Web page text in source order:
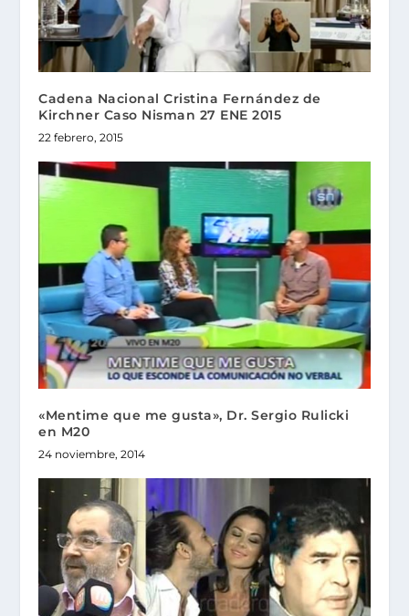
Cadena Nacional Cristina Fernández de
Kirchner Caso Nisman 27 ENE 2015
22 febrero, 2015
«Mentime que me gusta», Dr. Sergio Rulicki
en M20
24 noviembre, 2014